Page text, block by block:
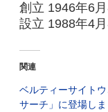
創立 1946年6
設立 1988年4
関連
ベルティーサイト
サーチ」に登場し